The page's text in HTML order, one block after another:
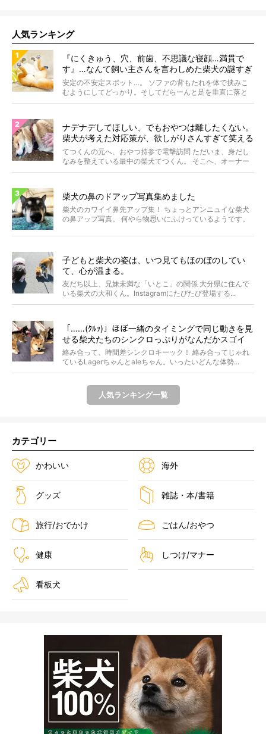
人気ランキング
『にくきゅう、穴、前歯、不思議な寝顔…満貫で
す』…なんて飼い主さんを言わしめた柴犬の謎すぎ
る寝相がコチラです。
安定の不安定スポット…。 ソファの背もたれを体で挟みこ
むようにしてどっかり。そしてだらーんと足を垂直に落と
して...
ナデナデしてほしい、でもおやつは離したくない。
柴犬が考えた対応策が、欲しがりさんすぎて笑える
【動画】
てつくんの元へ、おやつ持参で電撃訪問 ただいま、身だし
なみを整えている最中の柴犬てつくん。 そこへ、オーナー
さ...
柴犬の鼻のドアップ写真集めました
柴犬のカワイイ鼻先アップ集！ ちょっとアンニュイな柴犬
の鼻アップ写真。 何やら物思いにふけっているようです。
子どもと柴犬の姿は、いつ見てもほのぼのしてい
て、心が温まる。
友だち以上、兄妹未満な「いとこ」の関係 大分県に住んで
いる柴犬の大和くん。Instagramにたびたび登場する...
「……(ｸﾙｯ)」ほぼ一緒のタイミングで同じ動きを見
せる柴犬たちのシンクロっぷりがなんだかスゴイ
絡み合って、時間差シンクロキーック！ 絡み合ってじゃれ
ているLagerちゃんとaleちゃん。いったいどんな体勢...
人気ランキング一覧
カテゴリー
かわいい 海外
グッズ 雑誌・本/書籍
旅行/おでかけ ごはん/おやつ
健康 しつけ/マナー
看板犬